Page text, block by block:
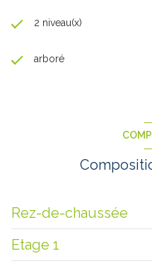
2 niveau(x)
arboré
Rez-de-chaussée
salon/sejour
Etage 1